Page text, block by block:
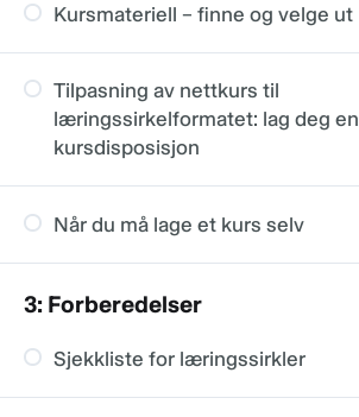
Kursmateriell – finne og velge ut
Tilpasning av nettkurs til
læringssirkelformatet: lag deg en
kursdisposisjon
Når du må lage et kurs selv
3: Forberedelser
Sjekkliste for læringssirkler